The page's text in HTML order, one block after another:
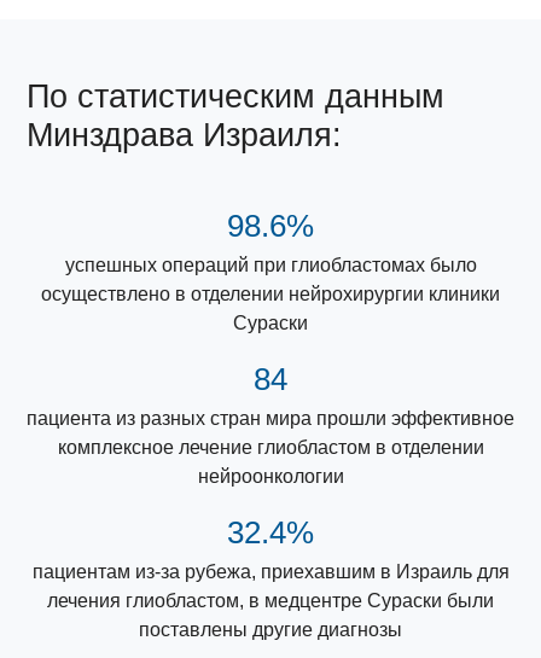
По статистическим данным
Минздрава Израиля:
98.6%
успешных операций при глиобластомах было
осуществлено в отделении нейрохирургии клиники
Сураски
84
пациента из разных стран мира прошли эффективное
комплексное лечение глиобластом в отделении
нейроонкологии
32.4%
пациентам из-за рубежа, приехавшим в Израиль для
лечения глиобластом, в медцентре Сураски были
поставлены другие диагнозы